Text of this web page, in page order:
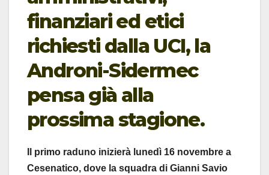
finanziari ed etici
richiesti dalla UCI, la
Androni-Sidermec
pensa già alla
prossima stagione.
Il primo raduno inizierà lunedì 16 novembre a
Cesenatico, dove la squadra di Gianni Savio